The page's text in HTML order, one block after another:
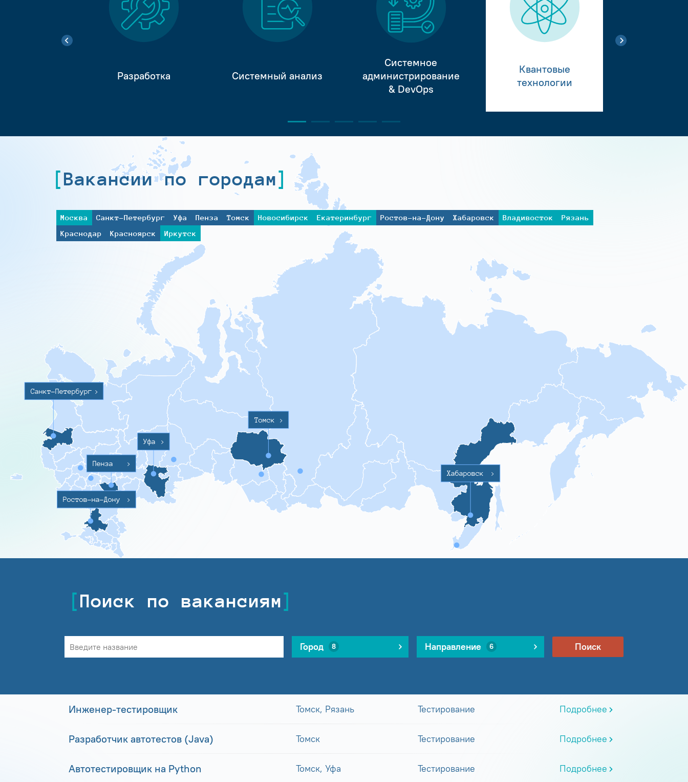
Разработка Системный анализ
Системное
администрирование
& DevOps
Квантовые
технологии
Вакансии по городам
Москва Санкт-Петербург Уфа Пенза Томск Новосибирск Екатеринбург Ростов-на-Дону Хабаровск Владивосток
Рязань
Краснодар
Красноярск Иркутск
Санкт-Петербург >
Ростов-на-Дону >
Пенза >
Уфа >
Томск >
Хабаровск >
Поиск по вакансиям
Город 8 Направление 6 Поиск
Инженер-тестировщик Томск, Рязань Тестирование Подробнее
Разработчик автотестов (Java) Томск Тестирование Подробнее
Автотестировщик на Python Томск, Уфа Тестирование Подробнее